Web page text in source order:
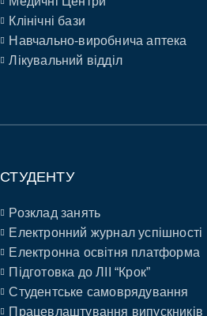
Клінічні бази
Навчально-виробнича аптека
Лікувальний відділ
СТУДЕНТУ
Розклад занять
Електронний журнал успішності
Електронна освітня платформа
Підготовка до ЛІІ “Крок”
Студентське самоврядування
Працевлаштування випускників